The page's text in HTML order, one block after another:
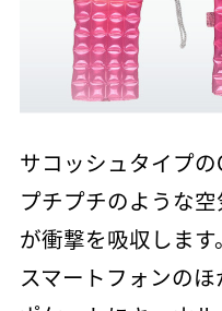
サコッシュタイプの
プチプチのような
が衝撃を吸収します。
スマートフォンの